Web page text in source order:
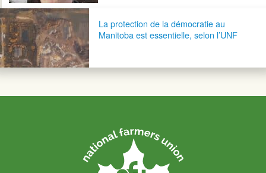
La protection de la démocratie au
Manitoba est essentielle, selon l’UNF